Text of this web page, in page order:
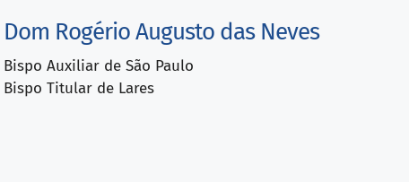
Dom Rogério Augusto das Neves
Bispo Auxiliar de São Paulo
Bispo Titular de Lares